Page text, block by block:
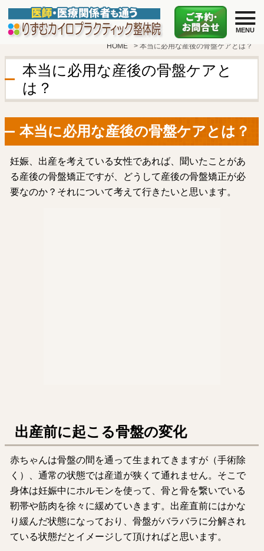
HOME >本当に必用な産後の骨盤ケアとは？
本当に必用な産後の骨盤ケアと
は？
本当に必用な産後の骨盤ケアとは？
妊娠、出産を考えている女性であれば、聞いたことがあ
る産後の骨盤矯正ですが、どうして産後の骨盤矯正が必
要なのか？それについて考えて行きたいと思います。
出産前に起こる骨盤の変化
赤ちゃんは骨盤の間を通って生まれてきますが（手術除
く）、通常の状態では産道が狭くて通れません。そこで
身体は妊娠中にホルモンを使って、骨と骨を繋いでいる
靭帯や筋肉を徐々に緩めていきます。出産直前にはかな
り緩んだ状態になっており、骨盤がバラバラに分解され
ている状態だとイメージして頂ければと思います。